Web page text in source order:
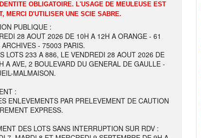
OBLIGATOIRE. L'USAGE DE MEULEUSE EST
MERCI D'UTILISER UNE SCIE SABRE.
PUBLIQUE :
28 AOUT 2026 DE 10H A 12H A ORANGE - 61
ARCHIVES - 75003 PARIS.
LOTS 233 A 886, LE VENDREDI 28 AOUT 2026 DE
A AVE, 2 BOULEVARD DU GENERAL DE GAULLE -
MALMAISON.
:
ENLEVEMENTS PAR PRELEVEMENT DE CAUTION
EXPRESS.
DES LOTS SANS INTERRUPTION SUR RDV :